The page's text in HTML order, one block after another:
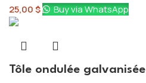
25,00$ Buy via WhatsApp
Tôle ondulée galvanisée